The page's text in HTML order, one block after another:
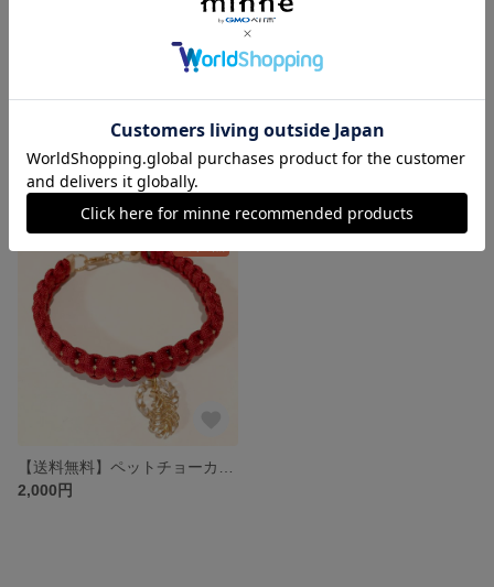
【送料無料】ペットチョーカー☆ ニュアンスカラー ネックレス
2,000円
2,400円
2,000円